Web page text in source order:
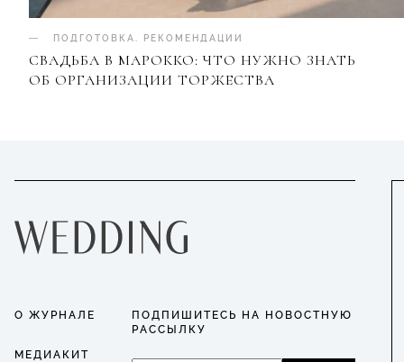
ПОДГОТОВКА РЕКОМЕНДАЦИИ
СВАДЬБА В МАРОККО: ЧТО НУЖНО ЗНАТЬ
ОБ ОРГАНИЗАЦИИ ТОРЖЕСТВА
О ЖУРНАЛЕ
МЕДИАКИТ
ПОДПИШИТЕСЬ НА НОВОСТНУЮ
РАССЫЛКУ